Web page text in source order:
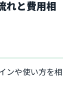
れと費用相
ンや使い方を相